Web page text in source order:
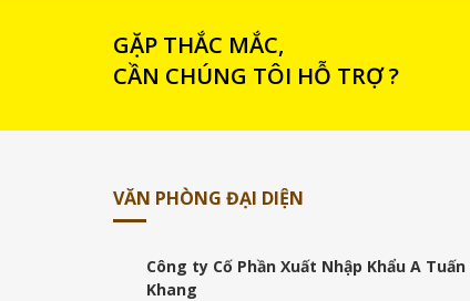
GẶP THẮC MẮC,
CẦN CHÚNG TÔI HỖ TRỢ ?
VĂN PHÒNG ĐẠI DIỆN
Công ty Cố Phần Xuất Nhập Khẩu A Tuấn
Khang